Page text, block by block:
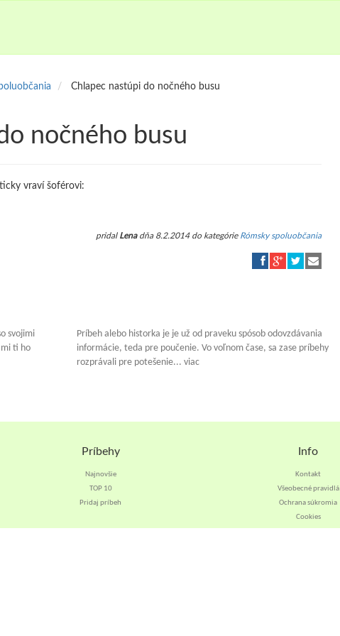
Chlapec nastúpi do nočného busu
nočného busu
vraví šoférovi:
pridal Lenadňa 8.2.2014 do kategórie Rómsky spoluobčania
svojimi
ti ho
Príbeh alebo historka je je už od praveku spósob odovzdávania
informácie, teda pre poučenie. Vo voľnom čase, sa zase príbehy
rozprávali pre potešenie... viac
Príbehy
Najnovšie
TOP 10
Pridaj príbeh
Info
Kontakt
Všeobecné pravidlá
Ochrana súkromia
Cookies